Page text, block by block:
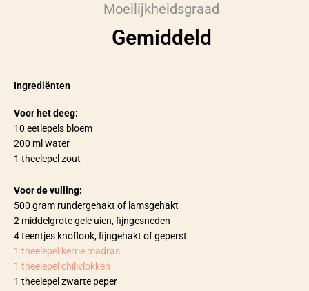
Moeilijkheidsgraad
Gemiddeld
Ingrediënten
Voor het deeg:
10 eetlepels bloem
200 ml water
1 theelepel zout
Voor de vulling:
500 gram rundergehakt of lamsgehakt
2 middelgrote gele uien, fijngesneden
4 teentjes knoflook, fijngehakt of geperst
1 theelepel kerrie madras
1 theelepel chilivlokken
1 theelepel zwarte peper